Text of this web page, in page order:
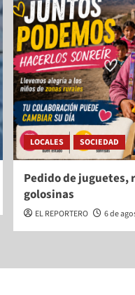
LOCALES SOCIEDAD
Pedido de juguetes,
golosinas
EL REPORTERO 6 de